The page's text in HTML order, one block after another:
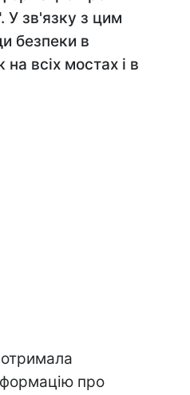
У зв'язку з цим
безпеки в
всіх мостах і в
про